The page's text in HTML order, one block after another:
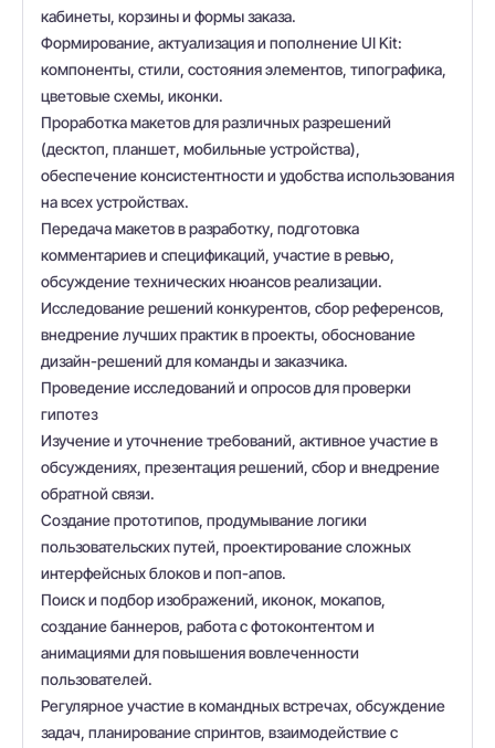
кабинеты, корзины и формы заказа.
Формирование, актуализация и пополнение UI Kit:
компоненты, стили, состояния элементов, типографика,
цветовые схемы, иконки.
Проработка макетов для различных разрешений
(десктоп, планшет, мобильные устройства),
обеспечение консистентности и удобства использования
на всех устройствах.
Передача макетов в разработку, подготовка
комментариев и спецификаций, участие в ревью,
обсуждение технических нюансов реализации.
Исследование решений конкурентов, сбор референсов,
внедрение лучших практик в проекты, обоснование
дизайн-решений для команды и заказчика.
Проведение исследований и опросов для проверки
гипотез
Изучение и уточнение требований, активное участие в
обсуждениях, презентация решений, сбор и внедрение
обратной связи.
Создание прототипов, продумывание логики
пользовательских путей, проектирование сложных
интерфейсных блоков и поп-апов.
Поиск и подбор изображений, иконок, мокапов,
создание баннеров, работа с фотоконтентом и
анимациями для повышения вовлеченности
пользователей.
Регулярное участие в командных встречах, обсуждение
задач, планирование спринтов, взаимодействие с